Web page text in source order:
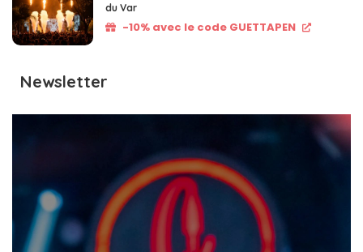
du Var
-10% avec le code GUETTAPEN
Newsletter